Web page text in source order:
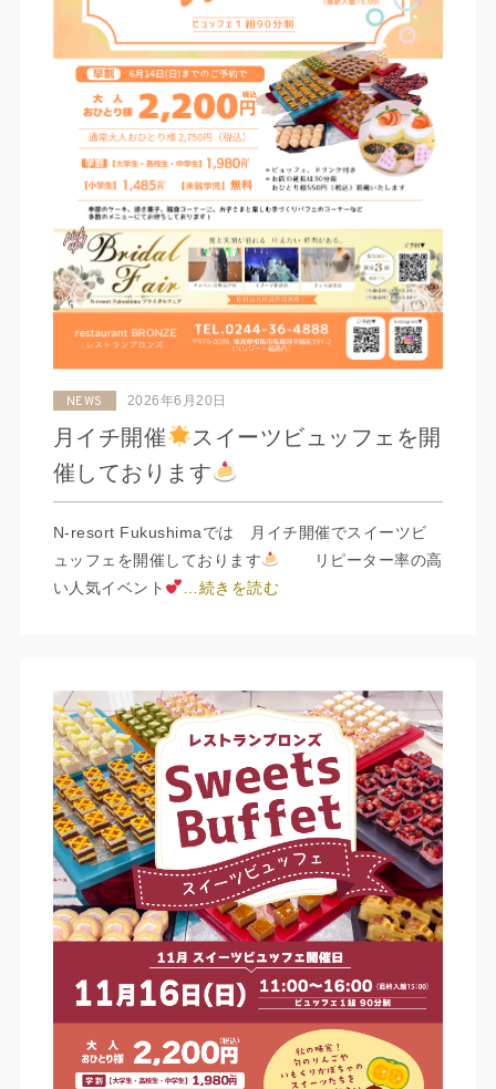
NEWS 2026年6月20日
月イチ開催
スイーツビュッフェを開
催しております
N-resort Fukushimaでは 月イチ開催でスイーツビ
ュッフェを開催しております
リピーター率の高
い人気イベント
…続きを読む